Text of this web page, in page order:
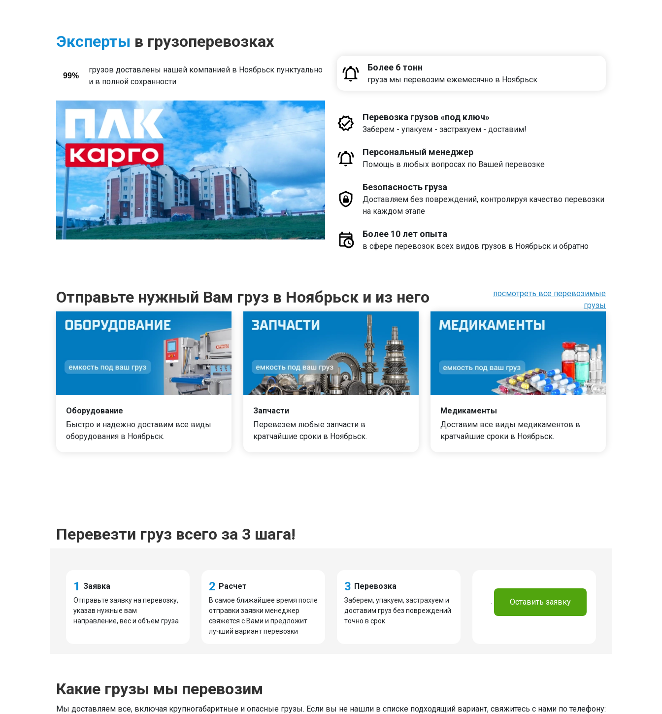
Эксперты в грузоперевозках
99%
грузов доставлены нашей компанией в Ноябрьск пунктуально
и в полной сохранности
Более 6 тонн
груза мы перевозим ежемесячно в Ноябрьск
Перевозка грузов «под ключ»
Заберем - упакуем - застрахуем - доставим!
Персональный менеджер
Помощь в любых вопросах по Вашей перевозке
Безопасность груза
Доставляем без повреждений, контролируя качество перевозки
на каждом этапе
Более 10 лет опыта
в сфере перевозок всех видов грузов в Ноябрьск и обратно
Отправьте нужный Вам груз в Ноябрьск и из него
посмотреть все перевозимые
грузы
Оборудование
Быстро и надежно доставим все виды
оборудования в Ноябрьск.
Запчасти
Перевезем любые запчасти в
кратчайшие сроки в Ноябрьск.
Медикаменты
Доставим все виды медикаментов в
кратчайшие сроки в Ноябрьск.
Перевезти груз всего за 3 шага!
1 Заявка
Отправьте заявку на перевозку,
указав нужные вам
направление, вес и объем груза
2 Расчет
В самое ближайшее время после
отправки заявки менеджер
свяжется с Вами и предложит
лучший вариант перевозки
3 Перевозка
Заберем, упакуем, застрахуем и
доставим груз без повреждений
точно в срок
. Оставить заявку
Какие грузы мы перевозим
Мы доставляем все, включая крупногабаритные и опасные грузы. Если вы не нашли в списке подходящий вариант, свяжитесь с нами по телефону: